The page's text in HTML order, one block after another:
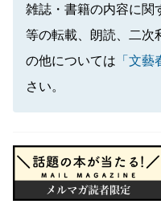
雑誌・書籍の内容に関
等の転載、朗読、二次
の他については 「文藝
さい。